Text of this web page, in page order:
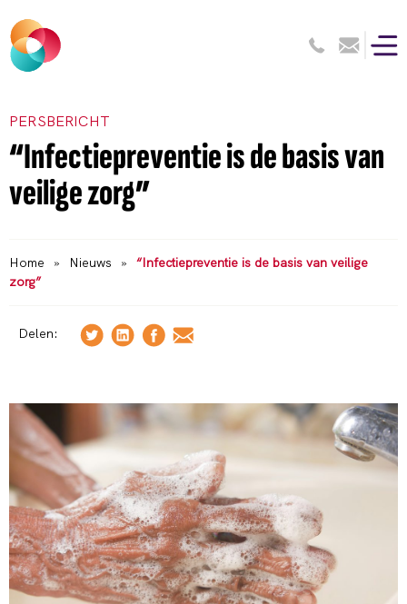
PERSBERICHT
“Infectiepreventie is de basis van
veilige zorg”
Home » Nieuws »
“Infectiepreventie is de basis van veilige
zorg”
Delen: